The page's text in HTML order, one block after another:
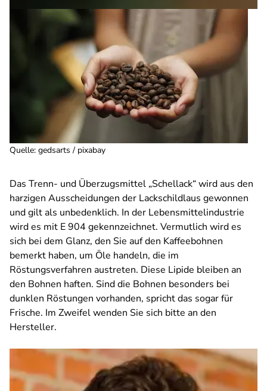
Quelle: gedsarts / pixabay
Das Trenn- und Überzugsmittel „Schellack“ wird aus den
harzigen Ausscheidungen der Lackschildlaus gewonnen
und gilt als unbedenklich. In der Lebensmittelindustrie
wird es mit E 904 gekennzeichnet. Vermutlich wird es
sich bei dem Glanz, den Sie auf den Kaffeebohnen
bemerkt haben, um Öle handeln, die im
Röstungsverfahren austreten. Diese Lipide bleiben an
den Bohnen haften. Sind die Bohnen besonders bei
dunklen Röstungen vorhanden, spricht das sogar für
Frische. Im Zweifel wenden Sie sich bitte an den
Hersteller.